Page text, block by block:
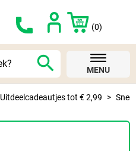
(0)
search MENU
Uitdeelcadeautjes tot € 2,99